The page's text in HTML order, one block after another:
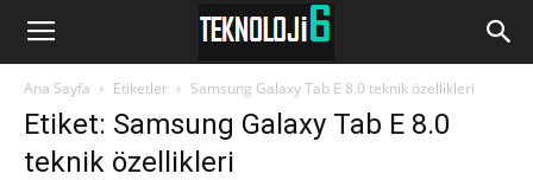
www.Teknoloji6.com
Ana Sayfa Etiketler Samsung Galaxy Tab E 8.0 teknik özellikleri
Etiket: Samsung Galaxy Tab E 8.0
teknik özellikleri